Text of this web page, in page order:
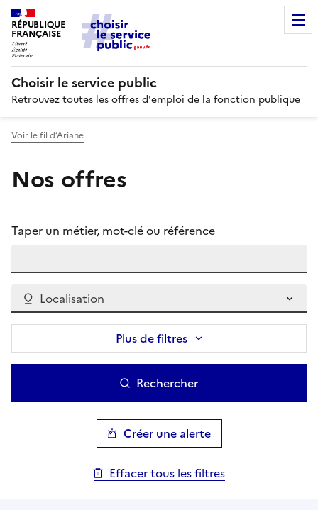
RÉPUBLIQUE
FRANÇAISE
Choisir le service public
Retrouvez toutes les offres d'emploi de la fonction publique
Voir le fil d’Ariane
Nos offres
Taper un métier, mot-clé ou référence
Localisation
Plus de filtres
Rechercher
Créer une alerte
Effacer tous les filtres